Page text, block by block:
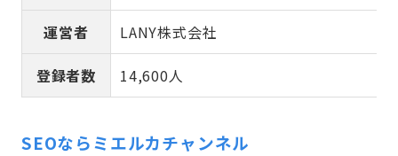
運営者 LANY株式会社
登録者数 14,600人
SEOならミエルカチャンネル